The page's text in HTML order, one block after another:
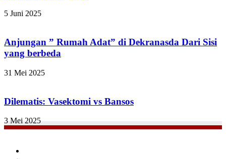
5 Juni 2025
Anjungan ” Rumah Adat” di Dekranasda Dari Sisi
yang berbeda
31 Mei 2025
Dilematis: Vasektomi vs Bansos
3 Mei 2025